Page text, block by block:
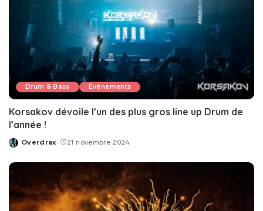
Drum & Bass Événements
Korsakov dévoile l’un des plus gros line up Drum de
l’année !
Posted
Overdrax 21 novembre 2024